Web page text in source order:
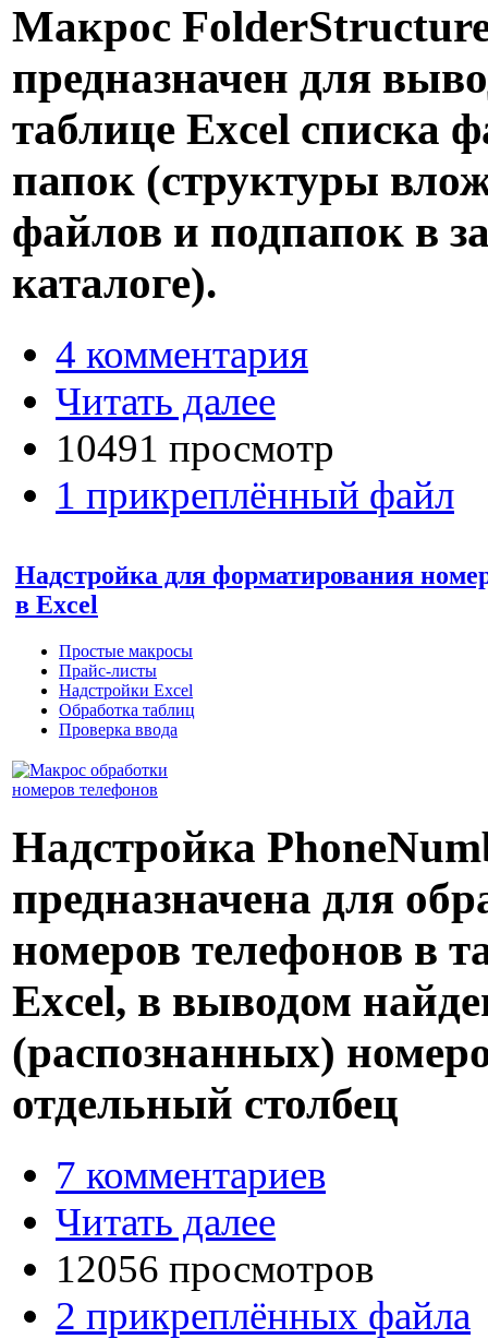
Макрос
предназначен для
таблице Excel списка
папок (структуры
файлов и подпапок в
каталоге).
4 комментария
Читать далее
10491 просмотр
1 прикреплённый файл
Надстройка для форматирования
в Excel
Простые макросы
Прайс-листы
Надстройки Excel
Обработка таблиц
Проверка ввода
Надстройка
предназначена для
номеров телефонов в
Excel, в выводом
(распознанных)
отдельный столбец
7 комментариев
Читать далее
12056 просмотров
2 прикреплённых файла